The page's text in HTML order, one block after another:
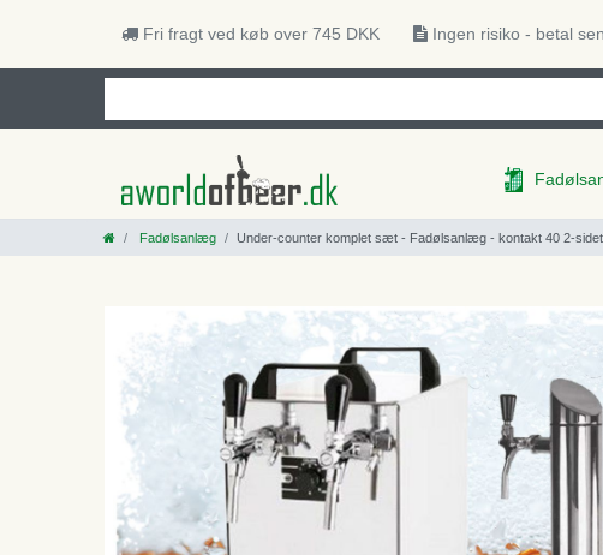
Fri fragt ved køb over 745 DKK Ingen risiko - betal
Fadølsanlæg Under-counter komplet sæt - Fadølsanlæg - kontakt 40 2-